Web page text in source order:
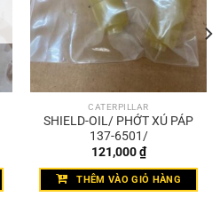
CATERPILLAR
SHIELD-OIL/ PHỚT XÚ PÁP
137-6501/
121,000₫
THÊM VÀO GIỎ HÀNG